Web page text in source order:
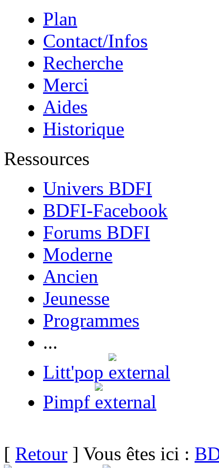
Plan
Contact/Infos
Recherche
Merci
Aides
Historique
Ressources
Univers BDFI
BDFI-Facebook
Forums BDFI
Moderne
Ancien
Jeunesse
Programmes
...
Litt'pop
Pimpf
[ Retour ] Vous êtes ici :